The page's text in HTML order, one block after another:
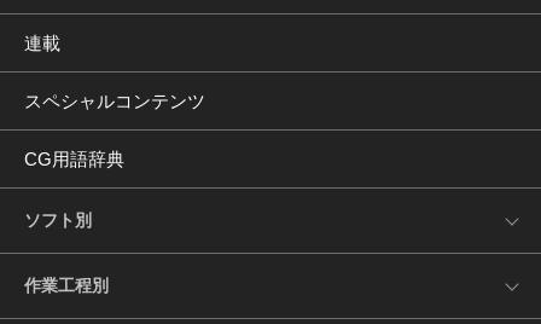
連載
スペシャルコンテンツ
CG用語辞典
ソフト別
作業工程別